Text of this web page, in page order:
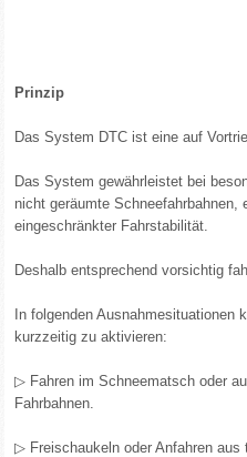
Prinzip
Das System DTC ist eine auf
Das System gewährleistet bei
nicht geräumte Schneefahrbahnen,
eingeschränkter Fahrstabilität.
Deshalb entsprechend vorsichtig
In folgenden
kurzzeitig zu aktivieren:
▷ Fahren im Schneematsch oder
Fahrbahnen.
▷ Freischaukeln oder Anfahren